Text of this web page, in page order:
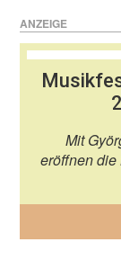
ANZEIGE
Mit
eröffnen die